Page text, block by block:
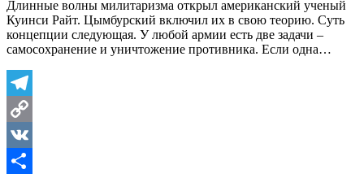
Длинные волны милитаризма открыл американский ученый
Куинси Райт. Цымбурский включил их в свою теорию. Суть
концепции следующая. У любой армии есть две задачи –
самосохранение и уничтожение противника. Если одна…
Telegram
Copy
Link
VK